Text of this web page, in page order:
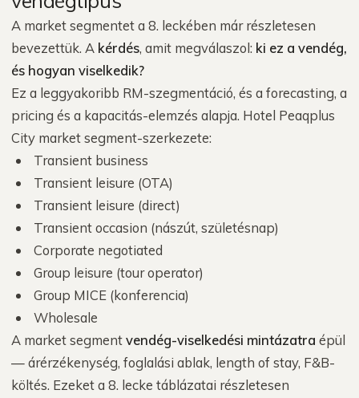
A market segmentet a 8. leckében már részletesen
bevezettük. A kérdés, amit megválaszol: ki ez a vendég,
és hogyan viselkedik?
Ez a leggyakoribb RM-szegmentáció, és a forecasting, a
pricing és a kapacitás-elemzés alapja. Hotel Peaqplus
City market segment-szerkezete:
Transient business
Transient leisure (OTA)
Transient leisure (direct)
Transient occasion (nászút, születésnap)
Corporate negotiated
Group leisure (tour operator)
Group MICE (konferencia)
Wholesale
A market segmentvendég-viselkedési mintázatra épül
— árérzékenység, foglalási ablak, length of stay, F&B-
költés. Ezeket a 8. lecke táblázatai részletesen